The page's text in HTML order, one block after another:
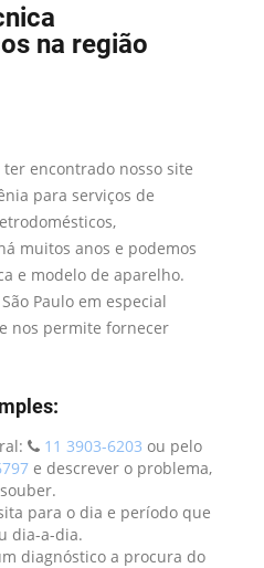
na região
encontrado nosso site
para serviços de
muitos anos e podemos
e modelo de aparelho.
Paulo em especial
nos permite fornecer
11 3903-6203 ou pelo
e descrever o problema,
para o dia e período que
dia-a-dia.
diagnóstico a procura do